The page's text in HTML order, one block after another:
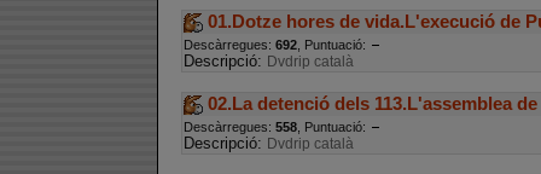
01.Dotze hores de vida.L'execució de
Descàrregues: 692, Puntuació:
Descripció: Dvdrip català
02.La detenció dels 113.L'assemblea
Descàrregues: 558, Puntuació:
Descripció: Dvdrip català